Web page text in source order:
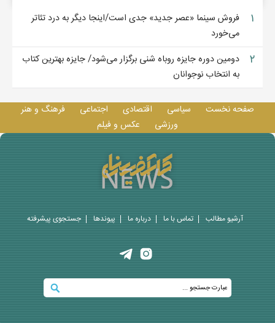
۱
فروش سینما «عصر جدید» جدی است/اینجا دیگر به درد تئاتر
می‌خورد
۲
دومین دوره جایزه روباه شنی برگزار می‌شود/ جایزه بهترین کتاب
به انتخاب نوجوانان
صفحه نخست سیاسی اقتصادی اجتماعی
فرهنگ و هنر
ورزشی
عکس و فيلم
آرشیو مطالب تماس با ما درباره ما پيوندها جستجوی پيشرفته